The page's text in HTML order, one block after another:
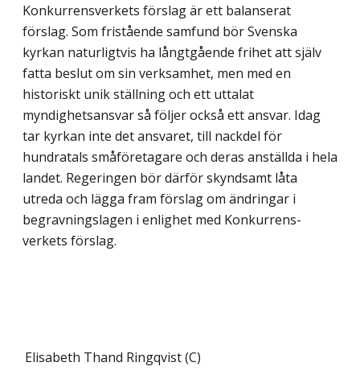
Konkurrensverkets förslag är ett balanserat
förslag. Som fristående samfund bör Svenska
kyrkan naturligtvis ha långtgående frihet att själv
fatta beslut om sin verksam­het, men med en
historiskt unik ställning och ett uttalat
myndighetsansvar så följer också ett ansvar. Idag
tar kyrkan inte det ansvaret, till nackdel för
hundratals småföre­tagare och deras anställda i hela
landet. Regeringen bör därför skyndsamt låta
utreda och lägga fram förslag om ändringar i
begravningslagen i enlighet med Konkurrens­
verkets förslag.
Elisabeth Thand Ringqvist (C)